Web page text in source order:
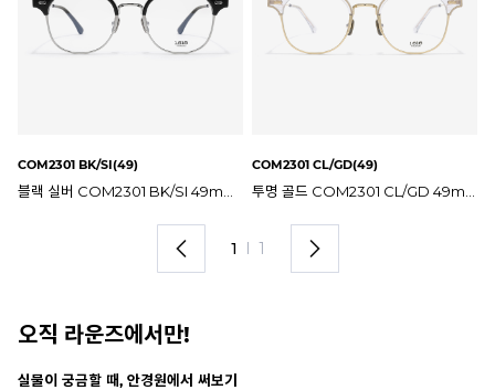
COM2301 BK/SI(49) COM2301 CL/GD(49)
1 I 1
오직 라운즈에서만!
안경 렌즈 맞춤까지 한 번에